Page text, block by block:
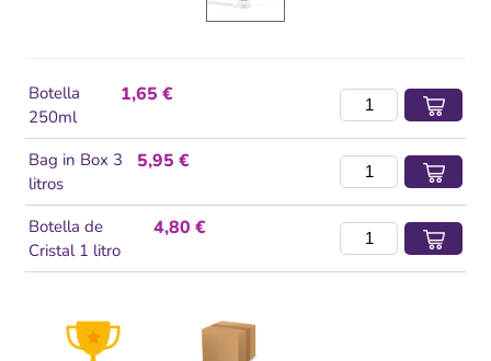
Botella
250ml
1,65 €
Bag in Box 3
litros
5,95 €
Botella de
Cristal 1 litro
4,80 €